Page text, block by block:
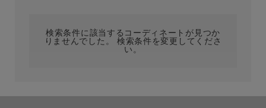
検索条件に該当するコーディネートが見つか
りませんでした。 検索条件を変更してくださ
い。